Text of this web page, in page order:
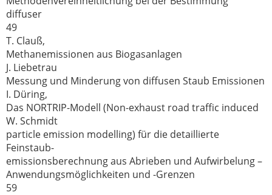
diffuser
49
T. Clauß,
Methanemissionen aus Biogasanlagen
J. Liebetrau
Messung und Minderung von diffusen Staub Emissionen
I. Düring,
Das NORTRIP-Modell (Non-exhaust road traffic induced
W. Schmidt
particle emission modelling) für die detaillierte
Feinstaub-
emissionsberechnung aus Abrieben und Aufwirbelung –
Anwendungsmöglichkeiten und -Grenzen
59